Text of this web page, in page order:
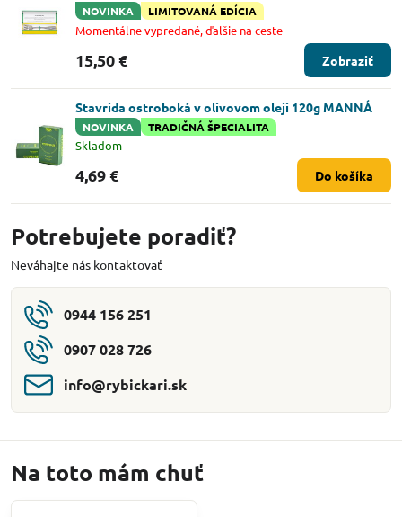
NOVINKA LIMITOVANÁ EDÍCIA
Momentálne vypredané, ďalšie na ceste
15,50 € Zobraziť
Stavrida ostroboká v olivovom oleji 120g MANNÁ
NOVINKA TRADIČNÁ ŠPECIALITA
Skladom
4,69 € Do košíka
Potrebujete poradiť?
Neváhajte nás kontaktovať
0944 156 251
0907 028 726
info​@rybickari​.sk
Na toto mám chuť